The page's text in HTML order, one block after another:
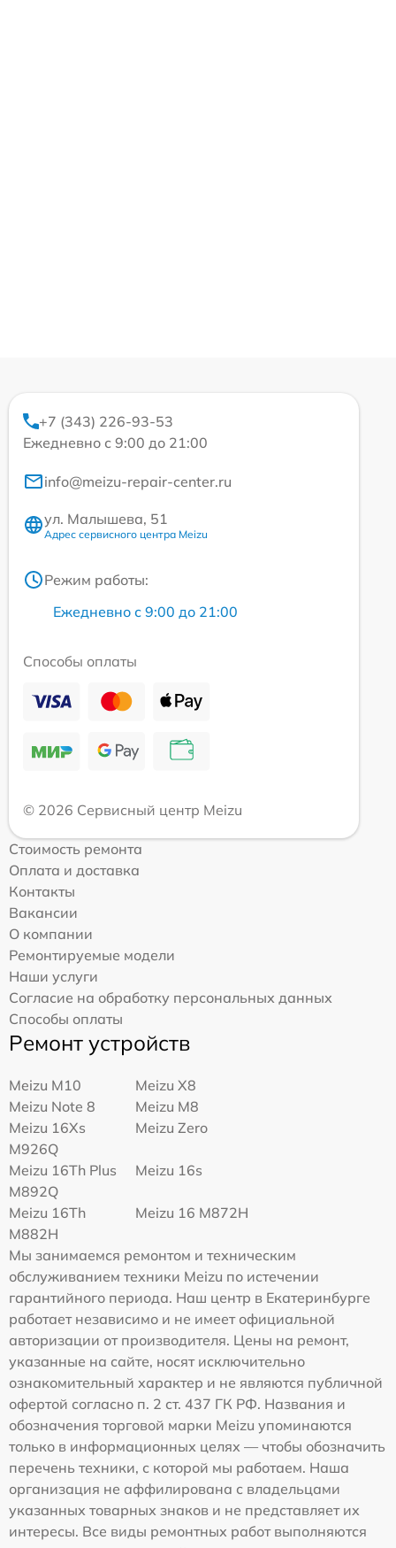
+7 (343) 226-93-53
Ежедневно с 9:00 до 21:00
info@meizu-repair-center.ru
ул. Малышева, 51
Адрес сервисного центра Meizu
Режим работы:
Ежедневно с 9:00 до 21:00
Способы оплаты
© 2026 Сервисный центр Meizu
Стоимость ремонта
Оплата и доставка
Контакты
Вакансии
О компании
Ремонтируемые модели
Наши услуги
Согласие на обработку персональных данных
Способы оплаты
Ремонт устройств
Meizu M10
Meizu X8
Meizu Note 8
Meizu M8
Meizu 16Xs
M926Q
Meizu Zero
Meizu 16Th Plus
M892Q
Meizu 16s
Meizu 16Th
M882H
Meizu 16 M872H
Мы занимаемся ремонтом и техническим
обслуживанием техники Meizu по истечении
гарантийного периода. Наш центр в Екатеринбурге
работает независимо и не имеет официальной
авторизации от производителя. Цены на ремонт,
указанные на сайте, носят исключительно
ознакомительный характер и не являются публичной
офертой согласно п. 2 ст. 437 ГК РФ. Названия и
обозначения торговой марки Meizu упоминаются
только в информационных целях — чтобы обозначить
перечень техники, с которой мы работаем. Наша
организация не аффилирована с владельцами
указанных товарных знаков и не представляет их
интересы. Все виды ремонтных работ выполняются